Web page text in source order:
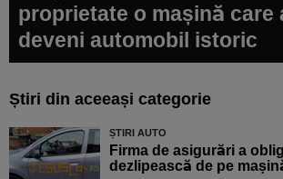
proprietate o mașină care
deveni automobil istoric
Știri din aceeași categorie
ȘTIRI AUTO
Firma de asigurări a
dezlipească de pe